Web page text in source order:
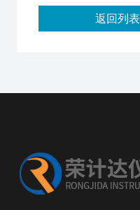
返回列表